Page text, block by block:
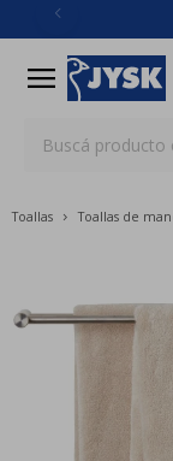
menu
Toallas Toallas de
close